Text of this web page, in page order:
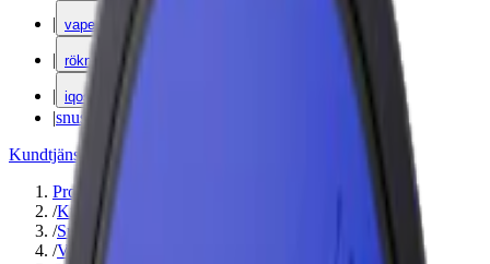
| vape
| rökning
| iqos
|snuskuriren
Kundtjänst
Varumärken
Produkter
/Knox
/Snus
/Vit Portion